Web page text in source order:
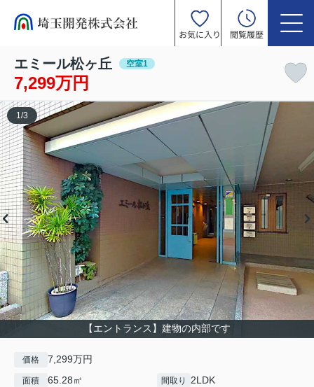
お気に入り 閲覧履歴
エミール松ヶ丘 空室1
7,299万円
【エントランス】建物の内部です
1 /3
価格 7,299万円
面積 65.28㎡ 間取り 2LDK